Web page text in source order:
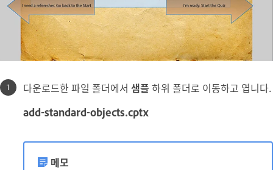
다운로드한 파일 폴더에서 샘플 하위 폴더로 이동하고 엽니다.
add-standard-objects.cptx
메모